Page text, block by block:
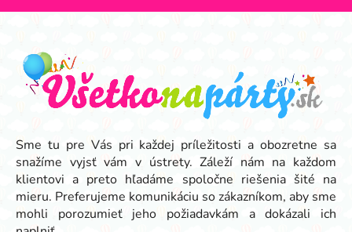
Z
Sme tu pre Vás pri každej príležitosti a obozretne sa
snažíme vyjsť vám v ústrety. Záleží nám na každom
klientovi a preto hľadáme spoločne riešenia šité na
mieru. Preferujeme komunikáciu so zákazníkom, aby sme
mohli porozumieť jeho požiadavkám a dokázali ich